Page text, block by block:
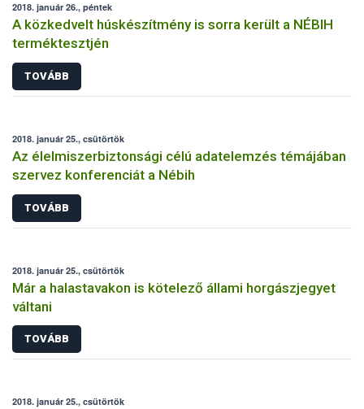
2018. január 26., péntek
A közkedvelt húskészítmény is sorra került a NÉBIH
terméktesztjén
TOVÁBB
2018. január 25., csütörtök
Az élelmiszerbiztonsági célú adatelemzés témájában
szervez konferenciát a Nébih
TOVÁBB
2018. január 25., csütörtök
Már a halastavakon is kötelező állami horgászjegyet
váltani
TOVÁBB
2018. január 25., csütörtök